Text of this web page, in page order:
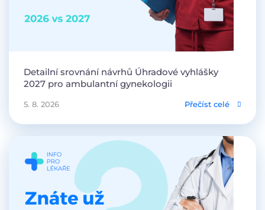
Detailní srovnání návrhů Úhradové vyhlášky
2027 pro ambulantní gynekologii
5. 8. 2026 Přečíst celé